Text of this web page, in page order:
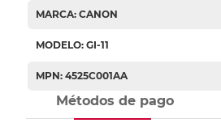
MARCA: CANON
MODELO: GI-11
MPN: 4525C001AA
Métodos de pago